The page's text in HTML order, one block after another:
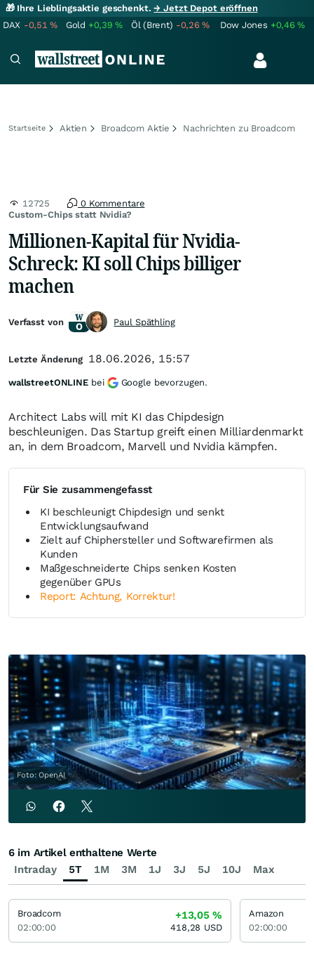
🎁 Ihre Lieblingsaktie geschenkt.→ Jetzt Depot eröffnen
DAX -0,51% Gold +0,39% Öl (Brent) -0,26% Dow Jones +0,46%
Startseite Aktien Broadcom Aktie Nachrichten zu Broadcom
Custom-Chips statt Nvidia?
12725 0 Kommentare
Millionen-Kapital für Nvidia-
Schreck: KI soll Chips billiger
machen
Architect Labs will mit KI das Chipdesign
beschleunigen. Das Startup greift einen Milliardenmarkt
an, in dem Broadcom, Marvell und Nvidia kämpfen.
Für Sie zusammengefasst
KI beschleunigt Chipdesign und senkt
Entwicklungsaufwand
Zielt auf Chiphersteller und Softwarefirmen als
Kunden
Maßgeschneiderte Chips senken Kosten
gegenüber GPUs
Report: Achtung, Korrektur!
Foto: OpenAI
Verfasst von Paul Späthling
Letzte Änderung 18.06.2026, 15:57
wallstreetONLINE bei Google bevorzugen.
Intraday 5T 1M 3M 1J 3J 5J 10J Max
6 im Artikel enthaltene Werte
Broadcom
02:00:00
+13,05%
418,28 USD
Amazon
02:00:00